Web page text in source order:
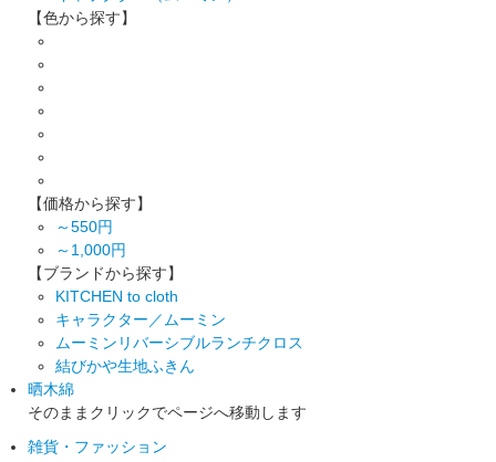
【色から探す】
【価格から探す】
～550円
～1,000円
【ブランドから探す】
KITCHEN to cloth
キャラクター／ムーミン
ムーミンリバーシブルランチクロス
結びかや生地ふきん
晒木綿
そのままクリックでページへ移動します
雑貨・ファッション